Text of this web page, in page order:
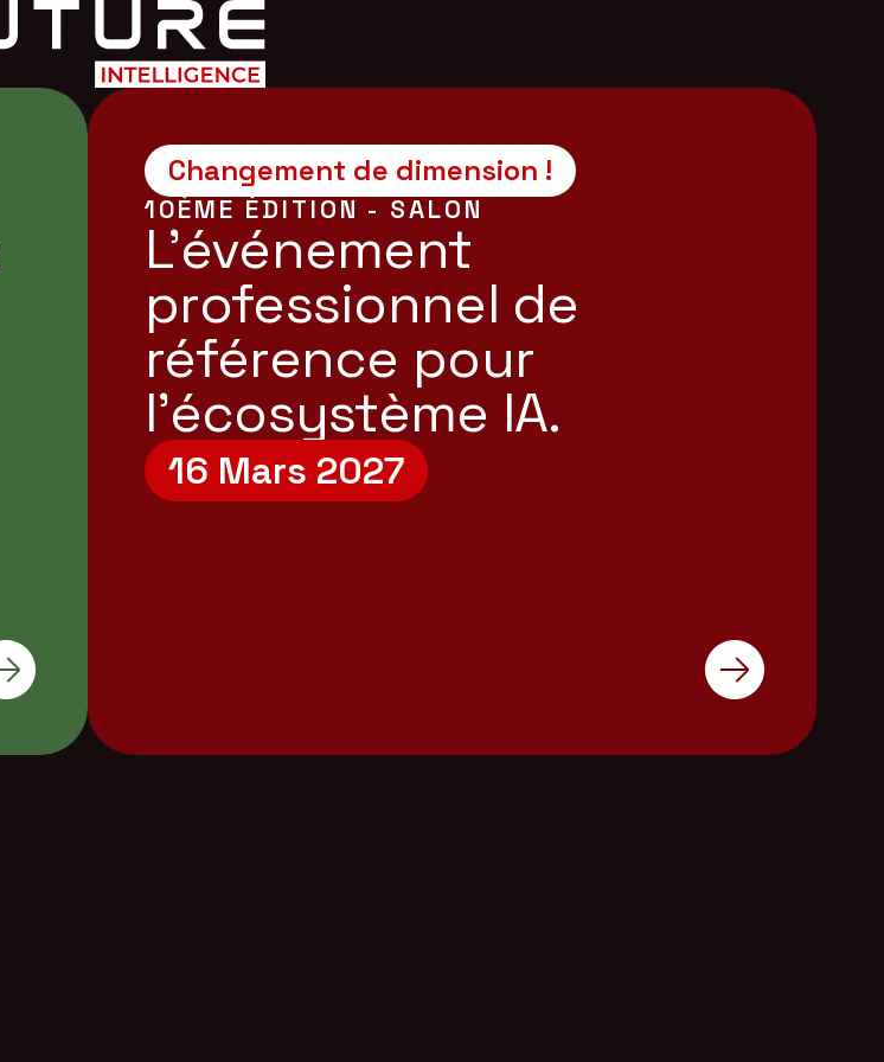
Changement de dimension !
10ÈME ÉDITION - SALON
L'événement
professionnel de
référence pour
l’écosystème IA.
16 Mars 2027